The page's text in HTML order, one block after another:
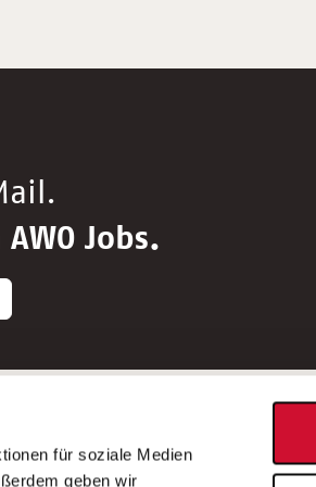
für soziale Medien
geben wir
Jobs.
nach Bundesland
Bundesländern